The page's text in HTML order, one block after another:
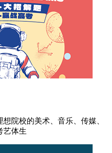
院校的美术、音乐、传媒、
艺体生